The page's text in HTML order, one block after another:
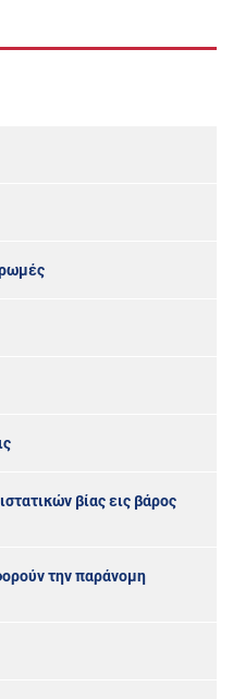
βίας εις βάρος
την παράνομη